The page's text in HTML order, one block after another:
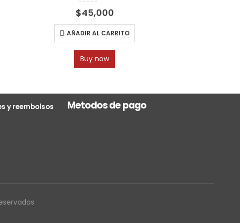
0 out of 5
$45,000
AÑADIR AL CARRITO
Buy now
y reembolsos Metodos de pago